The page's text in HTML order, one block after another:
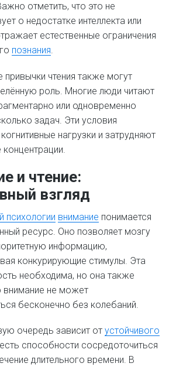
отметить, что это не
о недостатке интеллекта или
естественные ограничения
познания.
чтения также могут
роль. Многие люди читают
или одновременно
задач. Эти условия
нагрузки и затрудняют
и чтение:
взгляд
психологии внимание понимается
ресурс. Оно позволяет мозгу
информацию,
конкурирующие стимулы. Эта
необходима, но она также
внимание не может
бесконечно без колебаний.
очередь зависит отустойчивого
способности сосредоточиться
длительного времени. В